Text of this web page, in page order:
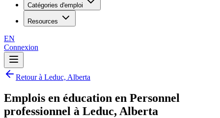
Catégories d'emploi
Resources
EN
Connexion
Retour à Leduc, Alberta
Emplois en éducation en Personnel
professionnel à Leduc, Alberta